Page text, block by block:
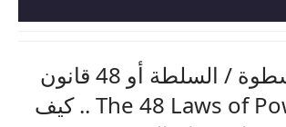
قواعد السطوة / السلطة أو 48 قانون
للقوة The 48 Laws of Power .. كيف